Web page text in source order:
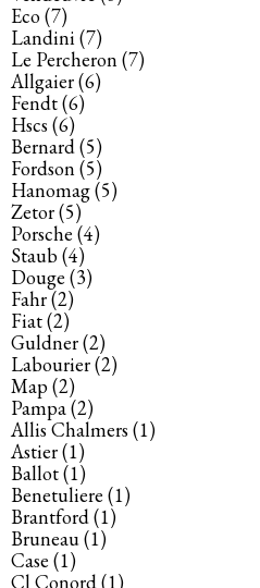
Eco(7)
Landini(7)
Le Percheron(7)
Allgaier(6)
Fendt(6)
Hscs (6)
Bernard(5)
Fordson(5)
Hanomag(5)
Zetor(5)
Porsche (4)
Staub(4)
Douge (3)
Fahr(2)
Fiat(2)
Guldner(2)
Labourier(2)
Map(2)
Pampa(2)
Allis Chalmers (1)
Astier(1)
Ballot(1)
Benetuliere (1)
Brantford(1)
Bruneau(1)
Case (1)
Cl Conord(1)